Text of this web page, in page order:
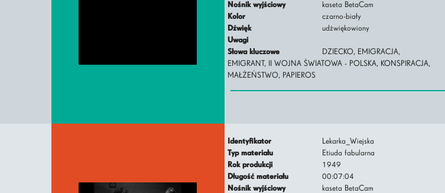
Nośnik wyjściowy
kaseta BetaCam
Kolor
czarno-biały
Dźwięk
udźwiękowiony
Uwagi
Słowa kluczowe
DZIECKO, EMIGRACJA,
EMIGRANT, II WOJNA ŚWIATOWA - POLSKA, KONSPIRACJA,
MAŁŻEŃSTWO, PAPIEROS
Identyfikator
Lekarka_Wiejska
Typ materiału
Etiuda fabularna
Rok produkcji
1949
Długość materiału
00:07:04
Nośnik wyjściowy
kaseta BetaCam